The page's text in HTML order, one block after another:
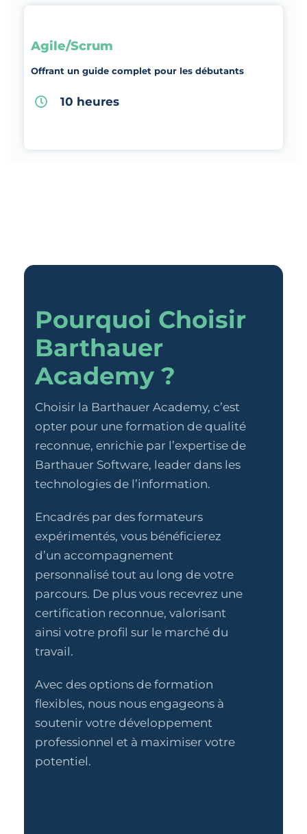
Agile/Scrum
Offrant un guide complet pour les débutants
10 heures
Pourquoi Choisir
Barthauer
Academy ?
Choisir la Barthauer Academy, c’est
opter pour une formation de qualité
reconnue, enrichie par l’expertise de
Barthauer Software, leader dans les
technologies de l’information.
Encadrés par des formateurs
expérimentés, vous bénéficierez
d’un accompagnement
personnalisé tout au long de votre
parcours. De plus vous recevrez une
certification reconnue, valorisant
ainsi votre profil sur le marché du
travail.
Avec des options de formation
flexibles, nous nous engageons à
soutenir votre développement
professionnel et à maximiser votre
potentiel.